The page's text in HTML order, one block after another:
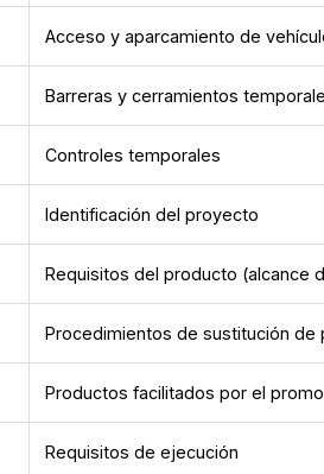
Acceso y aparcamiento de
Barreras y cerramientos
Controles temporales
Identificación del proyecto
Requisitos del producto (alcance
Procedimientos de sustitución de
Productos facilitados por el
Requisitos de ejecución